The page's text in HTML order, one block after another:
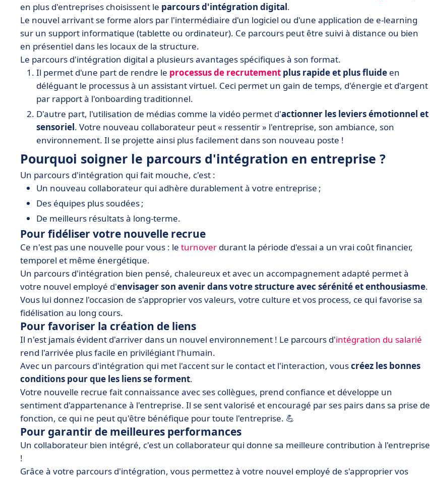
en plus d'entreprises choisissent le parcours d'intégration digital.
Le nouvel arrivant se forme alors par l'intermédiaire d'un logiciel ou d'une application de e-learning
sur un support informatique (tablette ou ordinateur). Ce parcours peut être suivi à distance ou bien
en présentiel dans les locaux de la structure.
Le parcours d'intégration digital a plusieurs avantages spécifiques à son format.
Il permet d'une part de rendre le processus de recrutement plus rapide et plus fluide en
déléguant le processus à un assistant virtuel. Ceci permet un gain de temps, d'énergie et d'argent
par rapport à l'onboarding traditionnel.
D'autre part, l'utilisation de médias comme la vidéo permet d'actionner les leviers émotionnel et
sensoriel. Votre nouveau collaborateur peut « ressentir » l'entreprise, son ambiance, son
environnement. Il se projette ainsi plus facilement dans son nouveau poste !
Pourquoi soigner le parcours d'intégration en entreprise ?
Un parcours d'intégration qui fait mouche, c'est :
Un nouveau collaborateur qui adhère durablement à votre entreprise ;
Des équipes plus soudées ;
De meilleurs résultats à long-terme.
Pour fidéliser votre nouvelle recrue
Ce n'est pas une nouvelle pour vous : le turnover durant la période d'essai a un vrai coût financier,
temporel et même énergétique.
Un parcours d'intégration bien pensé, chaleureux et avec un accompagnement adapté permet à
votre nouvel employé d'envisager son avenir dans votre structure avec sérénité et enthousiasme.
Vous lui donnez l'occasion de s'approprier vos valeurs, votre culture et vos process, ce qui favorise sa
fidélisation au long cours.
Pour favoriser la création de liens
Il n'est jamais évident d'arriver dans un nouvel environnement ! Le parcours d'intégration du salarié
rend l'arrivée plus facile en privilégiant l'humain.
Avec un parcours d'intégration qui met l'accent sur le contact et l'interaction, vouscréez les bonnes
conditions pour que les liens se forment.
Votre nouvelle recrue fait connaissance avec ses collègues, prend confiance et développe un
sentiment d'appartenance à l'entreprise. Il se sent valorisé et encouragé par ses pairs dans sa prise de
fonction, ce qui ne peut qu'être bénéfique pour toute l'entreprise. 💪
Pour garantir de meilleures performances
Un collaborateur bien intégré, c'est un collaborateur qui donne sa meilleure contribution à l'entreprise
!
Grâce à votre parcours d'intégration, vous permettez à votre nouvel employé de s'approprier vos